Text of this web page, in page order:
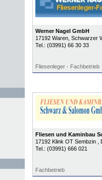
Werner Nagel GmbH
17192 Waren, Schwarzer
Tel.: (03991) 66 30 33
Fliesenleger - Fachbetrieb
Fliesen und Kaminbau
17192 Klink OT Sembzin
Tel.: (03991) 666 021
Fachbetrieb